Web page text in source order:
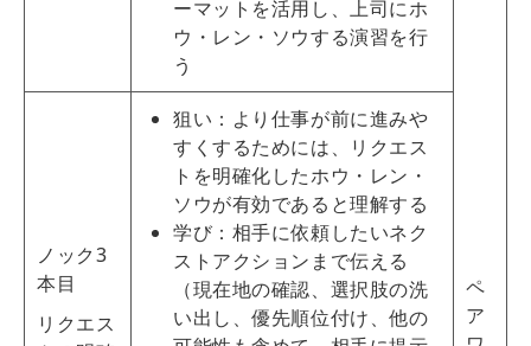
ペ
ア
ーマットを活用し、上司にホ
ウ・レン・ソウする演習を行
う
ノック3
本目
リクエス
狙い：より仕事が前に進みや
すくするためには、リクエス
トを明確化したホウ・レン・
ソウが有効であると理解する
学び：相手に依頼したいネク
ストアクションまで伝える
（現在地の確認、選択肢の洗
い出し、優先順位付け、他の